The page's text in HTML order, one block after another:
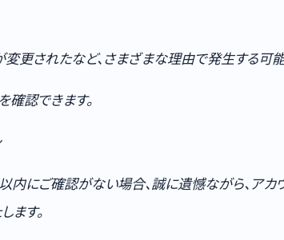
更されたなど、さまざまな理由で発生する可
確認できます。
内にご確認がない場合、誠に遺憾ながら、アカ
ます。